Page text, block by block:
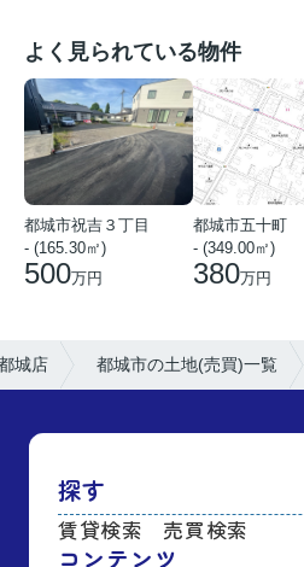
よく見られている物件
都城市祝吉３丁目
- (165.30㎡)
500万円
都城市五十町
- (349.00㎡)
380万円
城店 都城市の土地(売買)一覧
探す
賃貸検索 売買検索
コンテンツ